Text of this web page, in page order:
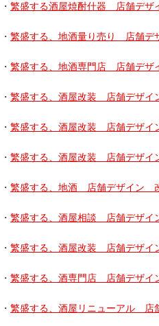
・ 繁盛する酒屋焼酎什器 店舗デザ
・ 繁盛する、地酒量り売り 店舗
・ 繁盛する、地酒専門店 店舗デ
・ 繁盛する、酒屋改装 店舗デザイ
・ 繁盛する、酒屋改装 店舗デザイ
・ 繁盛する、酒屋改装 店舗デザイ
・ 繁盛する、地酒 店舗デザイン
・ 繁盛する、酒屋相談 店舗デザ
・ 繁盛する、酒屋改装 店舗デザイ
・ 繁盛する、酒専門店 店舗デザ
・ 繁盛する、酒屋リニューアル